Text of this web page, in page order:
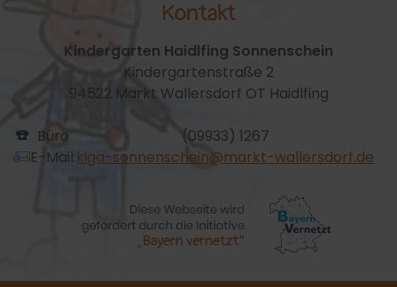
Kontakt
Kindergarten Haidlfing Sonnenschein
Kindergartenstraße 2
94522 Markt Wallersdorf OT Haidlfing
Büro
(09933) 1267
E-Mail:kiga-sonnenschein@markt-wallersdorf.de